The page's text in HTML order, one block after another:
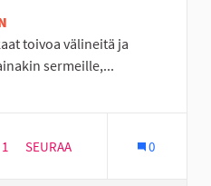
toivoa välineitä ja
sermeille,...
Eteläinen Seinäjoki
1 1 SEURAAJA
SEURAA 0